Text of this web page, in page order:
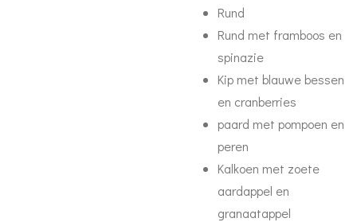
Rund
Rund met framboos en
spinazie
Kip met blauwe bessen
en cranberries
paard met pompoen en
peren
Kalkoen met zoete
aardappel en
granaatappel